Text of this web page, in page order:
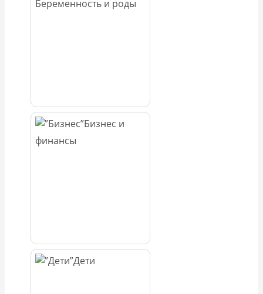
Беременность и роды
Бизнес и
финансы
Дети